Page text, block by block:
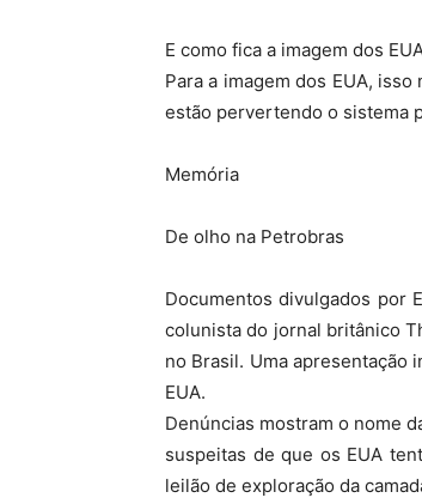
E como fica a imagem dos
Para a imagem dos EUA,
estão pervertendo o sistema
Memória
De olho na Petrobras
Documentos divulgados por
colunista do jornal britânico
no Brasil. Uma apresentação
EUA.
Denúncias mostram o nome
suspeitas de que os EUA
leilão de exploração da